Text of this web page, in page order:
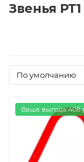
Звенья РТ1
Ваша выгода 408